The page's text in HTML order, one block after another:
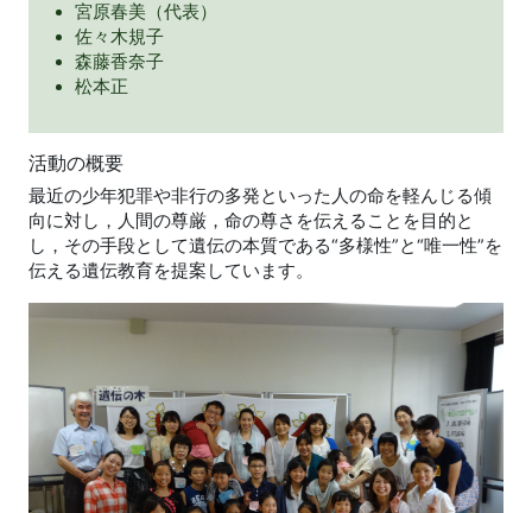
宮原春美（代表）
佐々木規子
森藤香奈子
松本正
活動の概要
最近の少年犯罪や非行の多発といった人の命を軽んじる傾
向に対し，人間の尊厳，命の尊さを伝えることを目的と
し，その手段として遺伝の本質である“多様性”と“唯一性”を
伝える遺伝教育を提案しています。